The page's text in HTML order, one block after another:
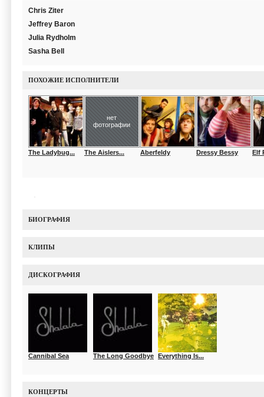
Chris Ziter
Jeffrey Baron
Julia Rydholm
Sasha Bell
ПОХОЖИЕ ИСПОЛНИТЕЛИ
The Ladybug...
нет
фотографии
The Aislers... Aberfeldy Dressy Bessy Elf
БИОГРАФИЯ
КЛИПЫ
ДИСКОГРАФИЯ
Cannibal Sea The Long Goodbye Everything Is...
КОНЦЕРТЫ